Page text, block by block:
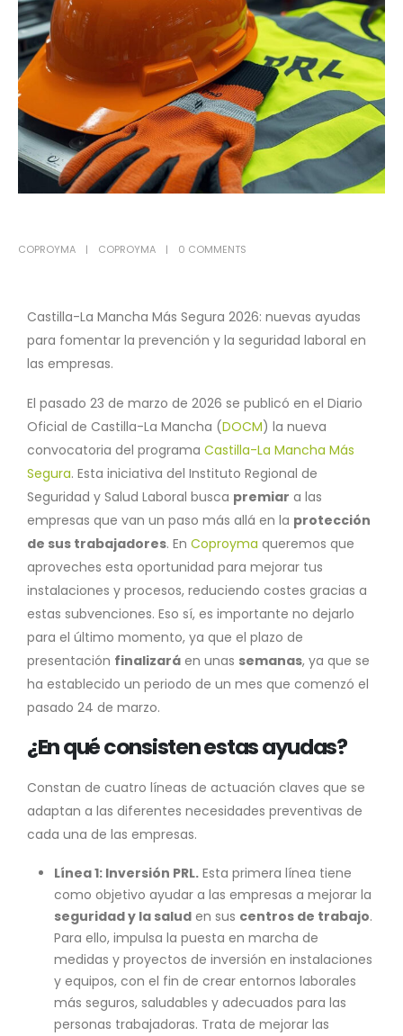
COPROYMA COPROYMA 0 COMMENTS
Castilla-La Mancha Más Segura 2026: nuevas ayudas
para fomentar la prevención y la seguridad laboral en
las empresas.
El pasado 23 de marzo de 2026 se publicó en el Diario
Oficial de Castilla-La Mancha (DOCM) la nueva
convocatoria del programa Castilla-La Mancha Más
Segura. Esta iniciativa del Instituto Regional de
Seguridad y Salud Laboral busca premiar a las
empresas que van un paso más allá en la protección
de sus trabajadores. En Coproyma queremos que
aproveches esta oportunidad para mejorar tus
instalaciones y procesos, reduciendo costes gracias a
estas subvenciones. Eso sí, es importante no dejarlo
para el último momento, ya que el plazo de
presentación finalizará en unas semanas, ya que se
ha establecido un periodo de un mes que comenzó el
pasado 24 de marzo.
¿En qué consisten estas ayudas?
Constan de cuatro líneas de actuación claves que se
adaptan a las diferentes necesidades preventivas de
cada una de las empresas.
Línea 1: Inversión PRL.Esta primera línea tiene
como objetivo ayudar a las empresas a mejorar la
seguridad y la saluden sus centros de trabajo.
Para ello, impulsa la puesta en marcha de
medidas y proyectos de inversión en instalaciones
y equipos, con el fin de crear entornos laborales
más seguros, saludables y adecuados para las
personas trabajadoras. Trata de mejorar las